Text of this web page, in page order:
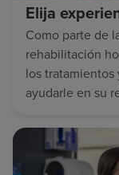
Elija
Como parte de
rehabilitación
los tratamientos
ayudarle en su